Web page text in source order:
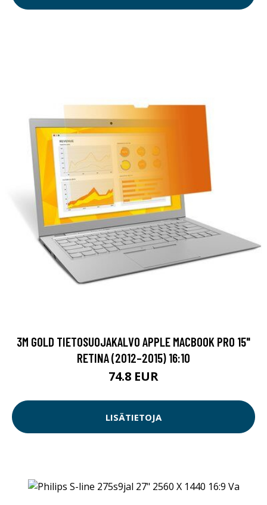
3M GOLD TIETOSUOJAKALVO APPLE MACBOOK PRO 15"
RETINA (2012–2015) 16:10
74.8 EUR
LISÄTIETOJA